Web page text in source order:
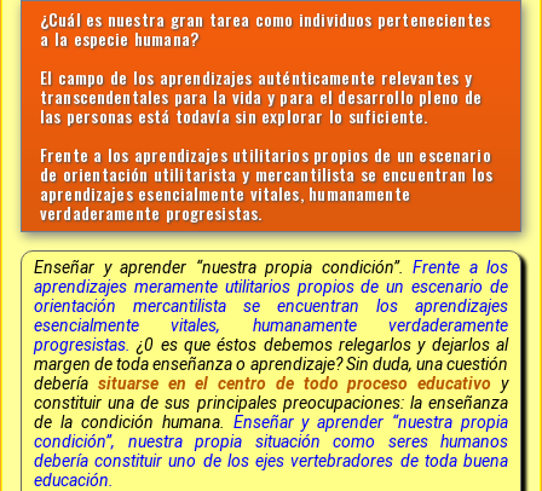
¿Cuál es nuestra gran tarea como individuos pertenecientes
a la especie humana?
El campo de los aprendizajes auténticamente relevantes y
transcendentales para la vida y para el desarrollo pleno de
las personas está todavía sin explorar lo suficiente.
Frente a los aprendizajes utilitarios propios de un escenario
de orientación utilitarista y mercantilista se encuentran los
aprendizajes esencialmente vitales, humanamente
verdaderamente progresistas.
Enseñar y aprender “nuestra propia condición”.
Frente a los
aprendizajes meramente utilitarios propios de un escenario de
orientación mercantilista se encuentran los aprendizajes
esencialmente vitales, humanamente verdaderamente
progresistas.¿0 es que éstos debemos relegarlos y dejarlos al
margen de toda enseñanza o aprendizaje? Sin duda, una cuestión
debería situarse en el centro de todo proceso educativoy
constituir una de sus principales preocupaciones: la enseñanza
de la condición humana. Enseñar y aprender “nuestra propia
condición”, nuestra propia situación como seres humanos
debería constituir uno de los ejes vertebradores de toda buena
educación.